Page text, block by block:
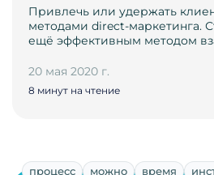
Привлечь или удержать
методами direct-маркетинга.
ещё эффективным методом
20 мая 2020 г.
8 минут на чтение
процесс можно время